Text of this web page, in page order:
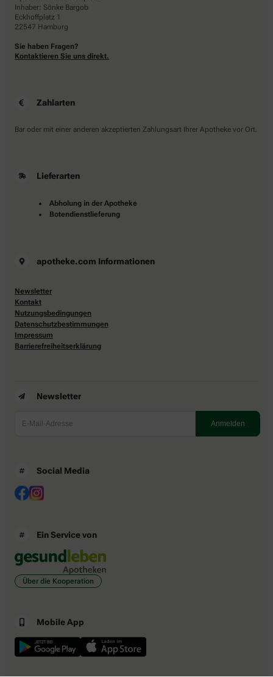
Inhaber: Sönke Bargob
Eckhoffplatz 1
22547 Hamburg
Sie haben Fragen?
Kontaktieren Sie uns direkt.
Zahlarten
Bar oder mit einer anderen akzeptierten Zahlungsart Ihrer Apotheke vor Ort.
Lieferarten
Abholung in der Apotheke
Botendienstlieferung
apotheke.com Informationen
Newsletter
Kontakt
Nutzungsbedingungen
Datenschutzbestimmungen
Impressum
Barrierefreiheitserklärung
Newsletter
Social Media
Ein Service von
Über die Kooperation
Mobile App